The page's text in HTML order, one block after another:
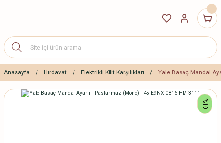
Anasayfa Hırdavat Elektrikli Kilit Karşılıkları Yale Basaç Mandal
%10